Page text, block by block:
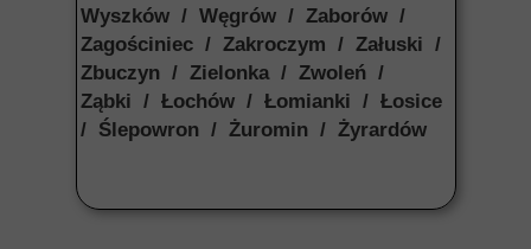
Wyszków / Węgrów / Zaborów /
Zagościniec / Zakroczym / Załuski /
Zbuczyn / Zielonka / Zwoleń /
Ząbki / Łochów / Łomianki / Łosice
/ Ślepowron / Żuromin / Żyrardów